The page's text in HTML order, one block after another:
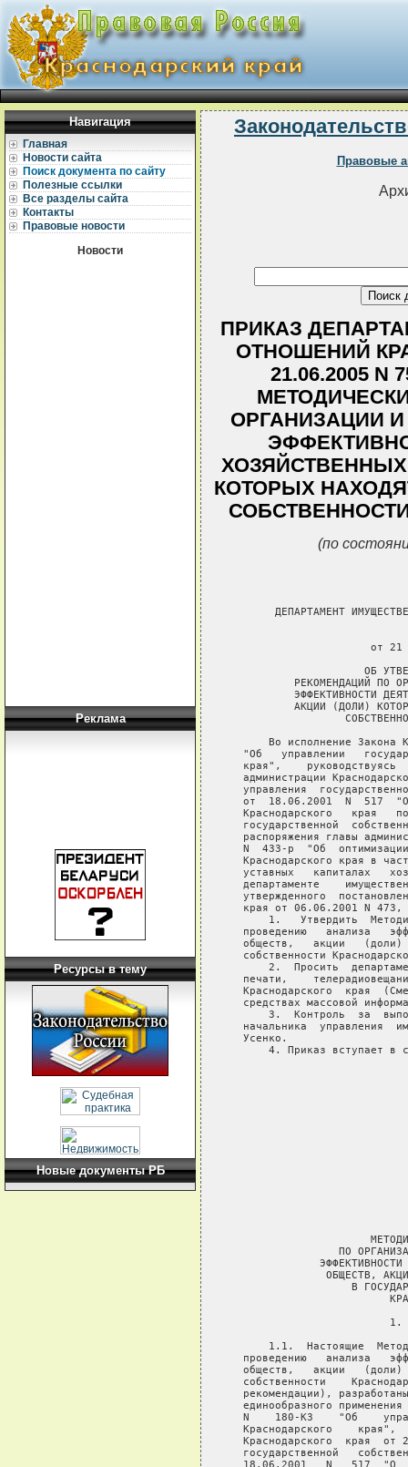
Навигация
Главная
Новости сайта
Поиск документа по сайту
Полезные ссылки
Все разделы сайта
Контакты
Правовые новости
Новости
Реклама
Ресурсы в тему
Новые документы РБ
Правовые
ПРИКАЗ
ОТНОШЕНИЙ
21.06.2005
ОРГАНИЗАЦИИ
КОТОРЫХ
(по